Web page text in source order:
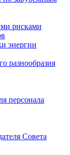
рисками
энергии
разнообразия
персонала
Совета